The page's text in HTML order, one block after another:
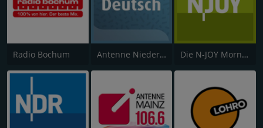
Radio Bochum Antenne Niedersachsen Deutsch Die N-JOY Morningshow